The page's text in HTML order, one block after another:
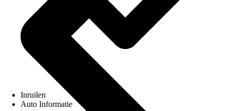
Inruilen
Auto Informatie